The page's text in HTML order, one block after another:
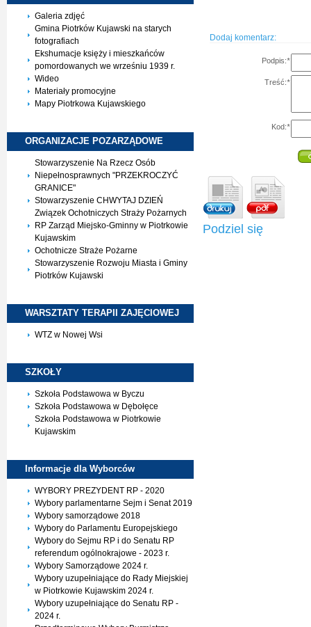
Galeria zdjęć
Gmina Piotrków Kujawski na starych
fotografiach
Ekshumacje księży i mieszkańców
pomordowanych we wrześniu 1939 r.
Wideo
Materiały promocyjne
Mapy Piotrkowa Kujawskiego
ORGANIZACJE POZARZĄDOWE
Stowarzyszenie Na Rzecz Osób
Niepełnosprawnych "PRZEKROCZYĆ
GRANICE"
Stowarzyszenie CHWYTAJ DZIEŃ
Związek Ochotniczych Straży Pożarnych
RP Zarząd Miejsko-Gminny w Piotrkowie
Kujawskim
Ochotnicze Straże Pożarne
Stowarzyszenie Rozwoju Miasta i Gminy
Piotrków Kujawski
WARSZTATY TERAPII ZAJĘCIOWEJ
WTZ w Nowej Wsi
SZKOŁY
Szkoła Podstawowa w Byczu
Szkoła Podstawowa w Dębołęce
Szkoła Podstawowa w Piotrkowie
Kujawskim
Informacje dla Wyborców
WYBORY PREZYDENT RP - 2020
Wybory parlamentarne Sejm i Senat 2019
Wybory samorządowe 2018
Wybory do Parlamentu Europejskiego
Wybory do Sejmu RP i do Senatu RP
referendum ogólnokrajowe - 2023 r.
Wybory Samorządowe 2024 r.
Wybory uzupełniające do Rady Miejskiej
w Piotrkowie Kujawskim 2024 r.
Wybory uzupełniające do Senatu RP -
2024 r.
Dodaj komentarz:
Podpis:*
Treść:*
Kod:*
Podziel się